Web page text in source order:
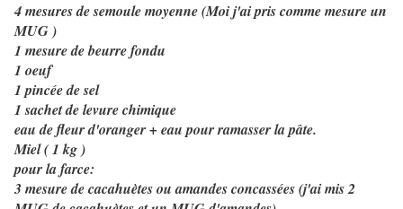
4 mesures de semoule moyenne (Moi j'ai pris comme mesure un
MUG )
1 mesure de beurre fondu
1 oeuf
1 pincée de sel
1 sachet de levure chimique
eau de fleur d'oranger + eau pour ramasser la pâte.
Miel ( 1 kg )
pour la farce:
3 mesure de cacahuètes ou amandes concassées (j'ai mis 2